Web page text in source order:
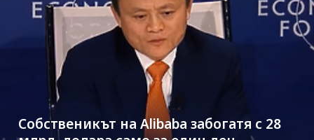
Собственикът на Alibaba забогатя с 28